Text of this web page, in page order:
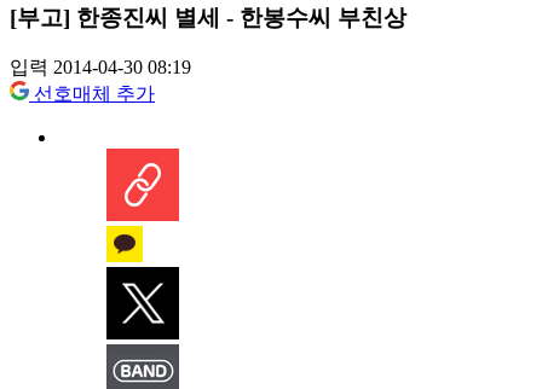
[부고] 한종진씨 별세 - 한봉수씨 부친상
입력 2014-04-30 08:19
선호매체 추가